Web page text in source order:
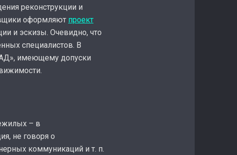
реконструкции и
оформляют проект
и эскизы. Очевидно, что
специалистов. В
имеющему допуски
– в
не говоря о
коммуникаций и т. п.